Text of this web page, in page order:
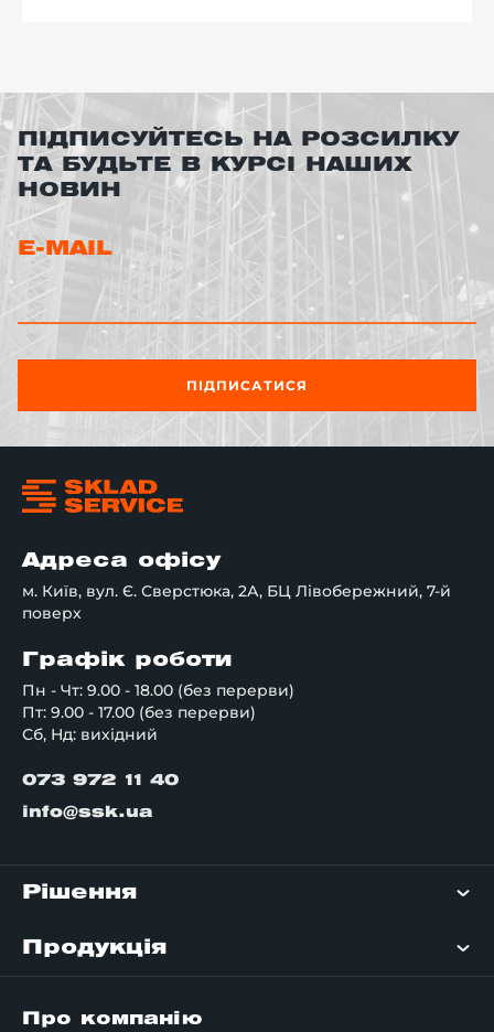
ПІДПИСУЙТЕСЬ НА РОЗСИЛКУ
ТА БУДЬТЕ В КУРСІ НАШИХ
НОВИН
E-MAIL
ПІДПИСАТИСЯ
Адреса офісу
м. Київ, вул. Є. Сверстюка, 2А, БЦ Лівобережний, 7-й
поверх
Графік роботи
Пн - Чт: 9.00 - 18.00 (без перерви)
Пт: 9.00 - 17.00 (без перерви)
Сб, Нд: вихідний
073 972 11 40
info@ssk.ua
Рішення
Продукція
Про компанію